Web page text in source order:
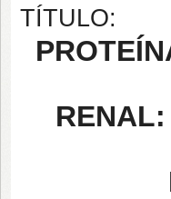
TÍTULO: